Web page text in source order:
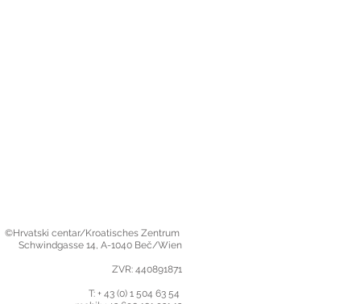
©Hrvatski centar/Kroatisches Zentrum
Schwindgasse 14, A-1040 Beč/Wien
ZVR: 440891871
T: + 43 (0) 1 504 63 54